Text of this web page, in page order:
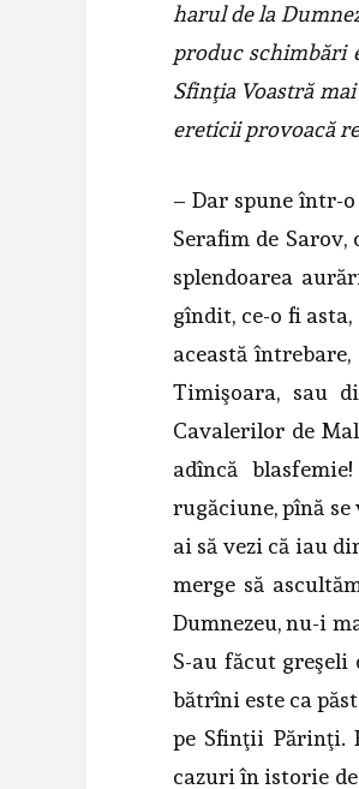
harul de la
produc schimbări
Sfinţia Voastră
ereticii provoacă
– Dar spune într-
Serafim de
splendoarea
gîndit, ce-o fi
această
Timişoara, sau
Cavalerilor de
adîncă
rugăciune, pînă
ai să vezi că iau
merge să
Dumnezeu, nu-i
S-au făcut
bătrîni este ca
pe Sfinţii Părinţi.
cazuri în istorie